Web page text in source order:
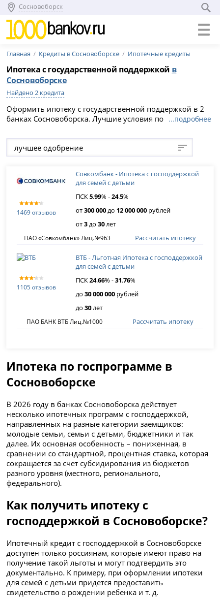
Сосновоборск
Главная Кредиты в Сосновоборске Ипотечные кредиты
Ипотека с государственной поддержкой в
Сосновоборске
Найдено 2 кредита
Оформить ипотеку с государственной поддержкой в 2
банках Сосновоборска. Лучшие условия по программе
и подайте заявку онлайн на официальном сайте
кредитной организации, срок кредитования и
максимальная сумма до 0 рублей.
...подробнее
лучшее одобрение
1469 отзывов
Совкомбанк - Ипотека с господдержкой
для семей с детьми
ПСК5.99% -24.5%
от300 000до 12 000 000 рублей
от3до30лет
ПАО «Совкомбанк» Лиц.№963 Рассчитать ипотеку
1105 отзывов
ВТБ - Льготная Ипотека с господдержкой
для семей с детьми
ПСК24.66% -31.76%
до30 000 000 рублей
до30лет
ПАО БАНК ВТБ Лиц.№1000 Рассчитать ипотеку
Ипотека по госпрограмме в
Сосновоборске
В 2026 году в банках Сосновоборска действует
несколько ипотечных программ с господдержкой,
направленных на разные категории заемщиков:
молодые семьи, семьи с детьми, бюджетники и так
далее. Их основная особенность – пониженная, в
сравнении со стандартной, процентная ставка, которая
сокращается за счет субсидирования из бюджетов
разного уровня (местного, регионального,
федерального).
Как получить ипотеку с
господдержкой в Сосновоборске?
Ипотечный кредит с господдержкой в Сосновоборске
доступен только россиянам, которые имеют право на
получение такой льготы и могут подтвердить это
документально. К примеру, при оформлении ипотеки
для семей с детьми придется предоставить
свидетельство о рождении ребенка и т. д.